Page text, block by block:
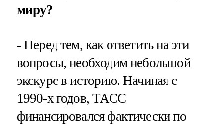
миру?
- Перед тем, как ответить на эти
вопросы, необходим небольшой
экскурс в историю. Начиная с
1990-х годов, ТАСС
финансировался фактически по